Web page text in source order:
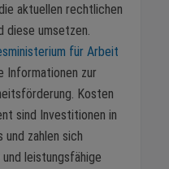
aktuellen rechtlichen
diese umsetzen.
für Arbeit
Informationen zur
Kosten
sind Investitionen in
zahlen sich
leistungsfähige